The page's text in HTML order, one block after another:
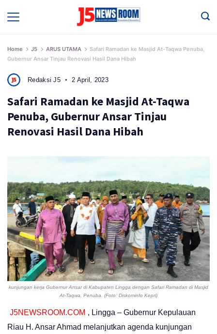
Home J5 ARUS UTAMA
Safari Ramadan ke Masjid At-Taqwa Penuba,
Gubernur Ansar Tinjau Renovasi Hasil Dana Hibah
Redaksi J5 2 April, 2023
Safari Ramadan ke Masjid At-Taqwa
Penuba, Gubernur Ansar Tinjau
Renovasi Hasil Dana Hibah
kunjungan kerja Gubernur Ansar di Kabupaten Lingga dengan Safari Ramadan di Masjid
At-Taqwa, Penuba. (Foto: Diskominfo Kepri)
J5NEWSROOM.COM , Lingga – Gubernur Kepulauan
Riau H. Ansar Ahmad melanjutkan agenda kunjungan